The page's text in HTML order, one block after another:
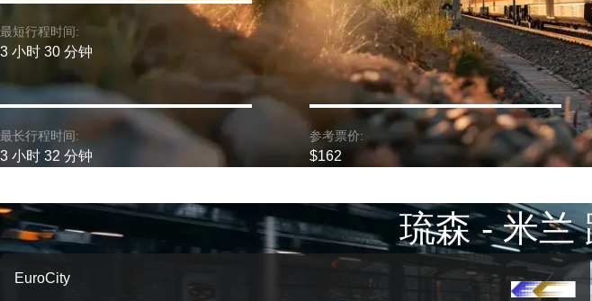
最短行程时间:
3 小时 30 分钟
最长行程时间:
3 小时 32 分钟
参考票价:
$162
琉森 - 米兰
EuroCity